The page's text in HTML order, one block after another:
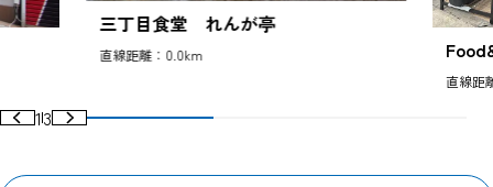
三丁目食堂 れんが亭
直線距離：0.0km
直線距
13